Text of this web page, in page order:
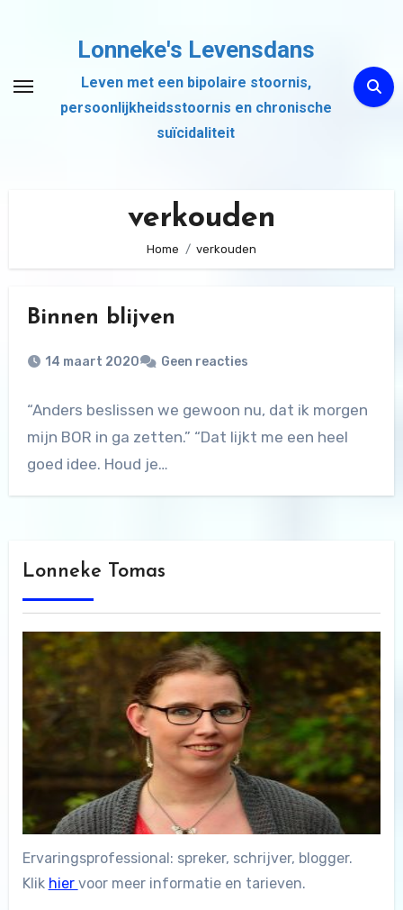
inhoud
Lonneke's Levensdans
Leven met een bipolaire stoornis,
persoonlijkheidsstoornis en chronische
suïcidaliteit
verkouden
Home verkouden
Binnen blijven
14 maart 2020 Geen reacties
“Anders beslissen we gewoon nu, dat ik morgen
mijn BOR in ga zetten.” “Dat lijkt me een heel
goed idee. Houd je…
Lonneke Tomas
Ervaringsprofessional: spreker, schrijver, blogger.
Klik hier voor meer informatie en tarieven.